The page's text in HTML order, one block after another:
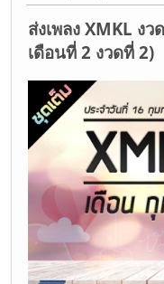
ส่งเพลง XMKL ง
เดือนที่ 2 งวดที่ 2)